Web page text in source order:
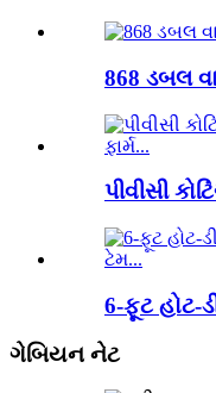
868 ડબલ
પીવીસી
6-ફૂટ હોટ-
ગેબિયન નેટ